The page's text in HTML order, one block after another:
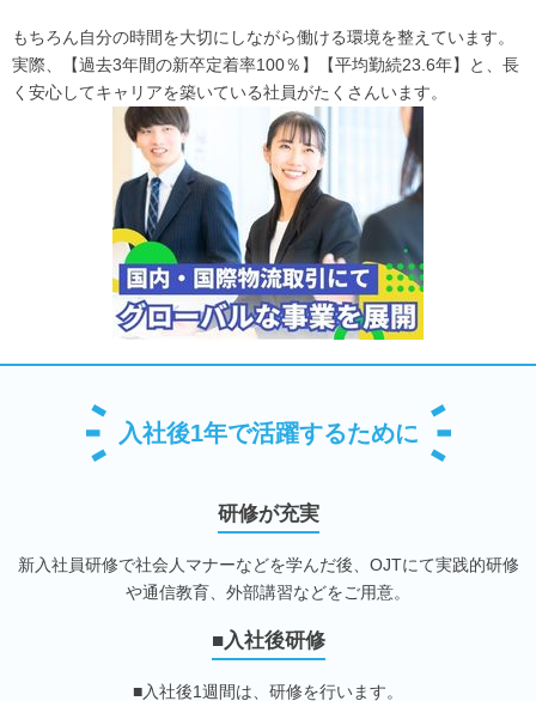
もちろん自分の時間を大切にしながら働ける環境を整えています。
実際、【過去3年間の新卒定着率100％】【平均勤続23.6年】と、長
く安心してキャリアを築いている社員がたくさんいます。
入社後1年で活躍するために
研修が充実
新入社員研修で社会人マナーなどを学んだ後、OJTにて実践的研修
や通信教育、外部講習などをご用意。
■入社後研修
■入社後1週間は、研修を行います。